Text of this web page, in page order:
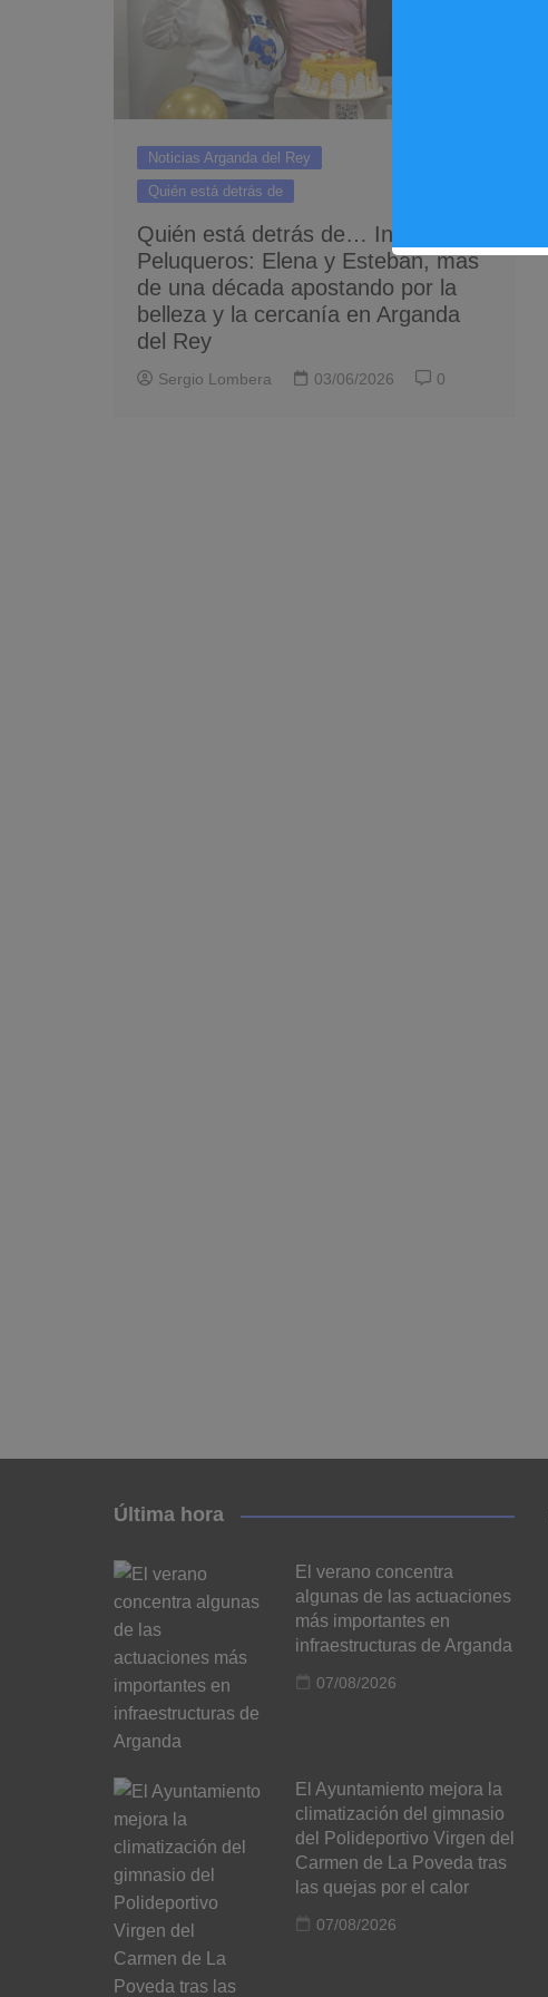
Noticias Arganda del Rey
Quién está detrás de
Quién está detrás de… Innovation
Peluqueros: Elena y Esteban, más
de una década apostando por la
belleza y la cercanía en Arganda
del Rey
Sergio Lombera 03/06/2026 0
Última hora
El verano concentra
algunas de las actuaciones
más importantes en
infraestructuras de Arganda
07/08/2026
El Ayuntamiento mejora la
climatización del gimnasio
del Polideportivo Virgen del
Carmen de La Poveda tras
las quejas por el calor
07/08/2026